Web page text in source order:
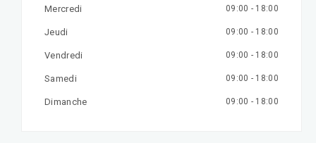
Mercredi 09:00 - 18:00
Jeudi 09:00 - 18:00
Vendredi 09:00 - 18:00
Samedi 09:00 - 18:00
Dimanche 09:00 - 18:00